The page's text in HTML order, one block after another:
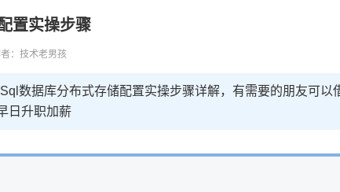
置实操步骤
：技术老男孩
数据库分布式存储配置实操步骤详解，有需要的朋友可以
日升职加薪